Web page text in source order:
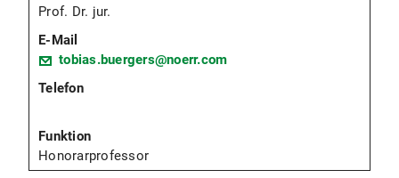
Prof. Dr. jur.
tobias.buergers@noerr.com
Honorarprofessor